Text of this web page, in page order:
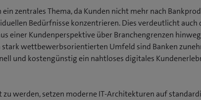
zentrales Thema, da Kunden nicht mehr nach
Bedürfnisse konzentrieren. Dies verdeutlicht auch
einer Kundenperspektive über Branchengrenzen hinweg
stark wettbewerbsorientierten Umfeld sind Banken
und kostengünstig ein nahtloses digitales
werden, setzen moderne IT-Architekturen auf